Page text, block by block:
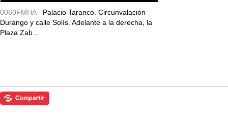
0060FMHA - Palacio Taranco. Circunvalación
Durango y calle Solís. Adelante a la derecha, la
Plaza Zab...